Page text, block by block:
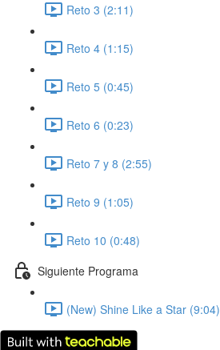
Reto 3 (2:11)
Reto 4 (1:15)
Reto 5 (0:45)
Reto 6 (0:23)
Reto 7 y 8 (2:55)
Reto 9 (1:05)
Reto 10 (0:48)
Siguiente Programa
(New) Shine Like a Star (9:04)